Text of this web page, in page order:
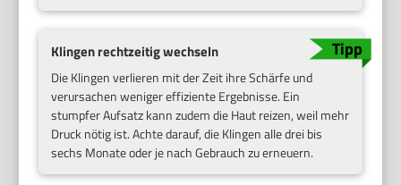
Klingen rechtzeitig wechseln
Die Klingen verlieren mit der Zeit ihre Schärfe und
verursachen weniger effiziente Ergebnisse. Ein
stumpfer Aufsatz kann zudem die Haut reizen, weil mehr
Druck nötig ist. Achte darauf, die Klingen alle drei bis
sechs Monate oder je nach Gebrauch zu erneuern.